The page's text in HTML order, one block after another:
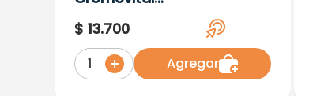
(Cromoglicato) Oft X 5 Ml
Vt
$ 13.700
1 Agregar